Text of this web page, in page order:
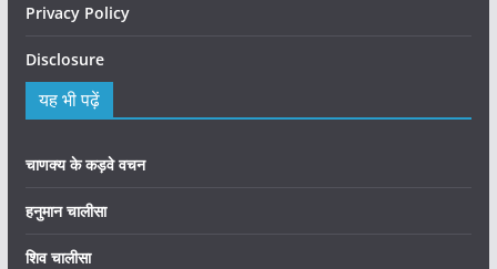
Privacy Policy
Disclosure
यह भी पढ़ें
चाणक्य के कड़वे वचन
हनुमान चालीसा
शिव चालीसा